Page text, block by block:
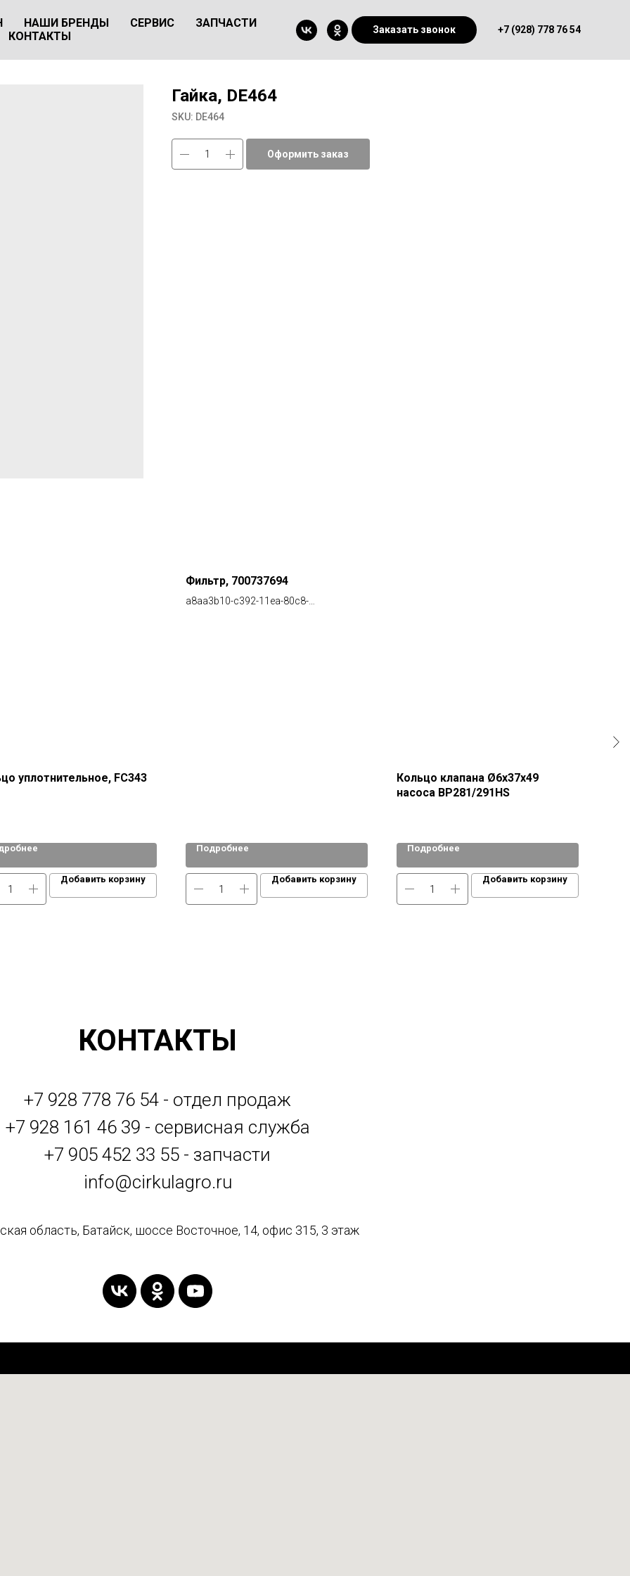
НАШИ БРЕНДЫ СЕРВИС
ЗАПЧАСТИ
КОНТАКТЫ
Заказать звонок +7 (928) 778 76 54
Гайка, DE464
SKU: DE464
Оформить заказ
уплотнительное, FC343
Добавить корзину
Фильтр, 700737694
a8aa3b10-c392-11ea-80c8-
Подробнее
Добавить корзину
Кольцо клапана Ø6х37х49
насоса ВР281/291HS
Подробнее
Добавить корзину
КОНТАКТЫ
+7 928 778 76 54 - отдел продаж
+7 928 161 46 39 - сервисная служба
+7 905 452 33 55 - запчасти
info@cirkulagro.ru
область, Батайск, шоссе Восточное, 14, офис 315, 3 этаж